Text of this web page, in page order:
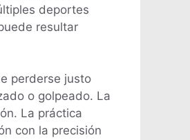
deportes
resultar
perderse justo
o golpeado. La
La práctica
con la precisión